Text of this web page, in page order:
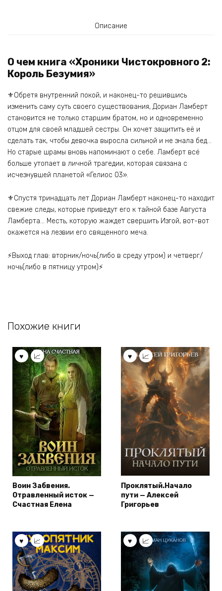
Описание
О чем книга «Хроники Чистокровного 2:
Король Безумия»
⚜Обретя внутренний покой, и наконец-то решившись
изменить саму суть своего существования, Дориан Ламберт
становится не только старшим братом, но и одновременно
отцом для своей младшей сестры. Он хочет защитить её и
сделать так, чтобы девочка выросла сильной и не знала бед…
Но старые шрамы вновь напоминают о себе. Ламберт всё
больше утопает в личной трагедии, которая связана с
исчезнувшей планетой «Гелиос 03».
⚜Спустя тринадцать лет Дориан Ламберт наконец-то находит
свежие следы, которые приведут его к тайной базе Августа
Ламберта… Месть, которую жаждет свершить Изгой, вот-вот
окажется на лезвии его священного меча.
⚡Выход глав: вторник/ночь(либо в среду утром) и четверг/
ночь(либо в пятницу утром)⚡
Похожие книги
Воин Забвения.
Отравленный исток —
Счастная Елена
Проклятый.Начало
пути — Алексей
Григорьев